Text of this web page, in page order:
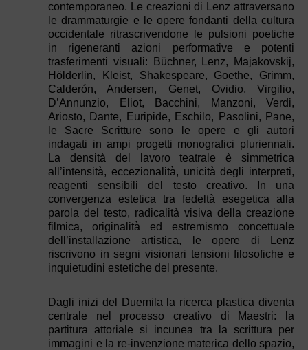
contemporaneo. Le creazioni di Lenz attraversano
le drammaturgie e le opere fondanti della cultura
occidentale ritrascrivendone le pulsioni poetiche
in rigeneranti azioni performative e potenti
trasferimenti visuali: Büchner, Lenz, Majakovskij,
Hölderlin, Kleist, Shakespeare, Goethe, Grimm,
Calderón, Andersen, Genet, Ovidio, Virgilio,
D’Annunzio, Eliot, Bacchini, Manzoni, Verdi,
Ariosto, Dante, Euripide, Eschilo, Pasolini, Pane,
le Sacre Scritture sono le opere e gli autori
indagati in ampi progetti monografici pluriennali.
La densità del lavoro teatrale è simmetrica
all’intensità, eccezionalità, unicità degli interpreti,
reagenti sensibili del testo creativo. In una
convergenza estetica tra fedeltà esegetica alla
parola del testo, radicalità visiva della creazione
filmica, originalità ed estremismo concettuale
dell’installazione artistica, le opere di Lenz
riscrivono in segni visionari tensioni filosofiche e
inquietudini estetiche del presente.
Dagli inizi del Duemila la ricerca plastica diventa
centrale nel processo creativo di Maestri: la
partitura attoriale si incunea tra la scrittura per
immagini e la re-invenzione materica dello spazio,